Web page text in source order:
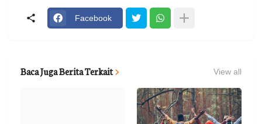
Facebook
Baca Juga Berita Terkait View all